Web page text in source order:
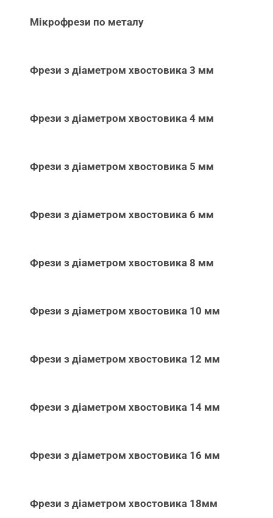
Мікрофрези по металу
Фрези з діаметром хвостовика 3 мм
Фрези з діаметром хвостовика 4 мм
Фрези з діаметром хвостовика 5 мм
Фрези з діаметром хвостовика 6 мм
Фрези з діаметром хвостовика 8 мм
Фрези з діаметром хвостовика 10 мм
Фрези з діаметром хвостовика 12 мм
Фрези з діаметром хвостовика 14 мм
Фрези з діаметром хвостовика 16 мм
Фрези з діаметром хвостовика 18мм